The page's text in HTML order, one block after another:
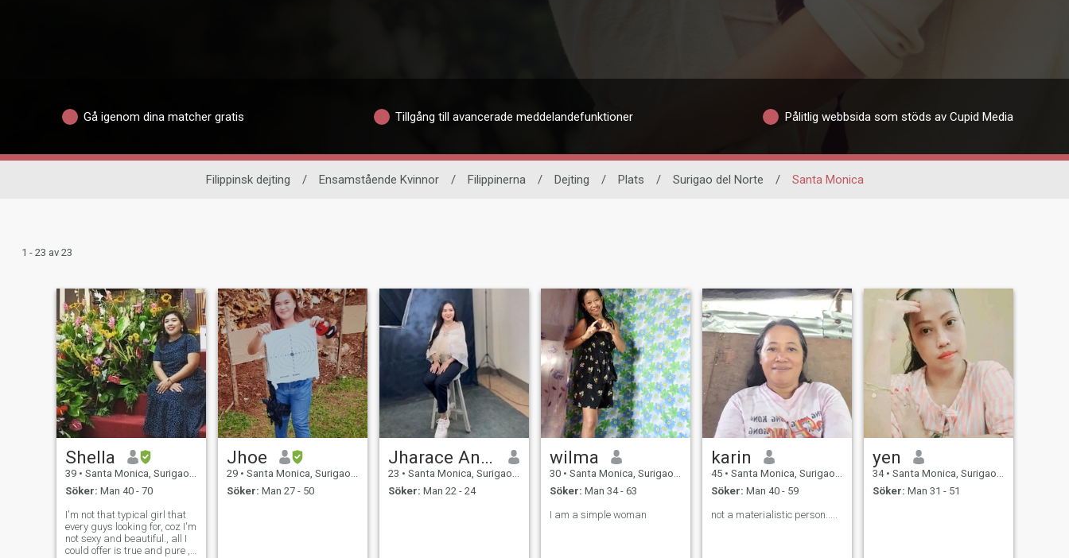
Gå igenom dina matcher gratis Tillgång till avancerade meddelandefunktioner Pålitlig webbsida som stöds av Cupid Media
Filippinsk dejting / Ensamstående Kvinnor / Filippinerna / Dejting / Plats / Surigao del Norte / Santa Monica
1 - 23 av 23
Shella
39 • Santa Monica, Surigao del Norte, Filippinerna
Söker: Man 40 - 70
I'm not that typical girl that
every guys looking for, coz I'm
not sexy and beautiful., all I
could offer is true and pure ,
Jhoe
29 • Santa Monica, Surigao del Norte, Filippinerna
Söker: Man 27 - 50
Jharace Ance
23 • Santa Monica, Surigao del Norte, Filippinerna
Söker: Man 22 - 24
wilma
30 • Santa Monica, Surigao del Norte, Filippinerna
Söker: Man 34 - 63
I am a simple woman
karin
45 • Santa Monica, Surigao del Norte, Filippinerna
Söker: Man 40 - 59
not a materialistic person.....
yen
34 • Santa Monica, Surigao del Norte, Filippinerna
Söker: Man 31 - 51